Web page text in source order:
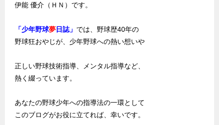
伊能 優介（ＨＮ）です。
「少年野球夢日誌」 では、野球歴40年の
野球狂おやじが、少年野球への熱い想いや
正しい野球技術指導、メンタル指導など、
熱く綴っています。
あなたの野球少年への指導法の一環として
このブログがお役に立てれば、幸いです。